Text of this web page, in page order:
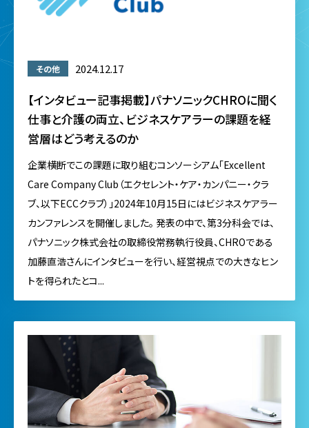
その他 2024.12.17
【インタビュー記事掲載】パナソニックCHROに聞く
仕事と介護の両立、ビジネスケアラーの課題を経
営層はどう考えるのか
企業横断でこの課題に取り組むコンソーシアム「Excellent
Care Company Club（エクセレント・ケア・カンパニー・クラ
ブ、以下ECCクラブ）」2024年10月15日にはビジネスケアラー
カンファレンスを開催しました。 発表の中で、第3分科会では、
パナソニック株式会社の取締役常務執行役員、CHROである
加藤直浩さんにインタビューを行い、経営視点での大きなヒン
トを得られたとコ...